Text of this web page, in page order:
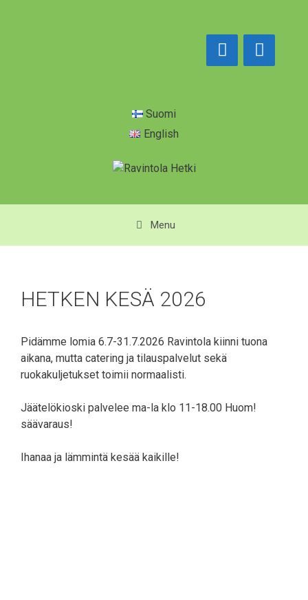
Suomi
English
Menu
HETKEN KESÄ 2026
Pidämme lomia 6.7-31.7.2026 Ravintola kiinni tuona
aikana, mutta catering ja tilauspalvelut sekä
ruokakuljetukset toimii normaalisti.
Jäätelökioski palvelee ma-la klo 11-18.00 Huom!
säävaraus!
Ihanaa ja lämmintä kesää kaikille!